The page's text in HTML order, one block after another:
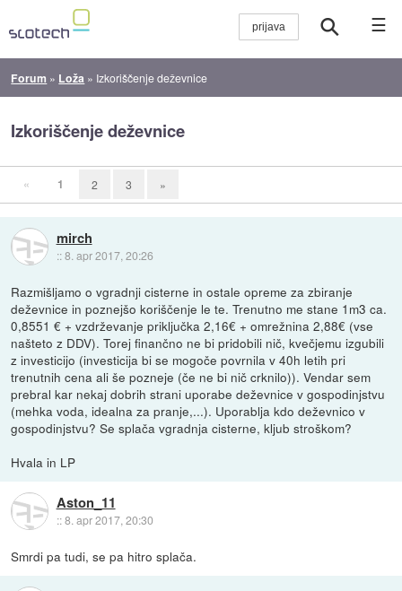
☰
Forum » Loža » Izkoriščenje deževnice
Izkoriščenje deževnice
« 1 2 3 »
mirch
::8. apr 2017, 20:26
Razmišljamo o vgradnji cisterne in ostale opreme za zbiranje
deževnice in poznejšo koriščenje le te. Trenutno me stane 1m3 ca.
0,8551 € + vzdrževanje priključka 2,16€ + omrežnina 2,88€ (vse
našteto z DDV). Torej finančno ne bi pridobili nič, kvečjemu izgubili
z investicijo (investicija bi se mogoče povrnila v 40h letih pri
trenutnih cena ali še pozneje (če ne bi nič crknilo)). Vendar sem
prebral kar nekaj dobrih strani uporabe deževnice v gospodinjstvu
(mehka voda, idealna za pranje,...). Uporablja kdo deževnico v
gospodinjstvu? Se splača vgradnja cisterne, kljub stroškom?
Hvala in LP
Aston_11
::8. apr 2017, 20:30
Smrdi pa tudi, se pa hitro splača.